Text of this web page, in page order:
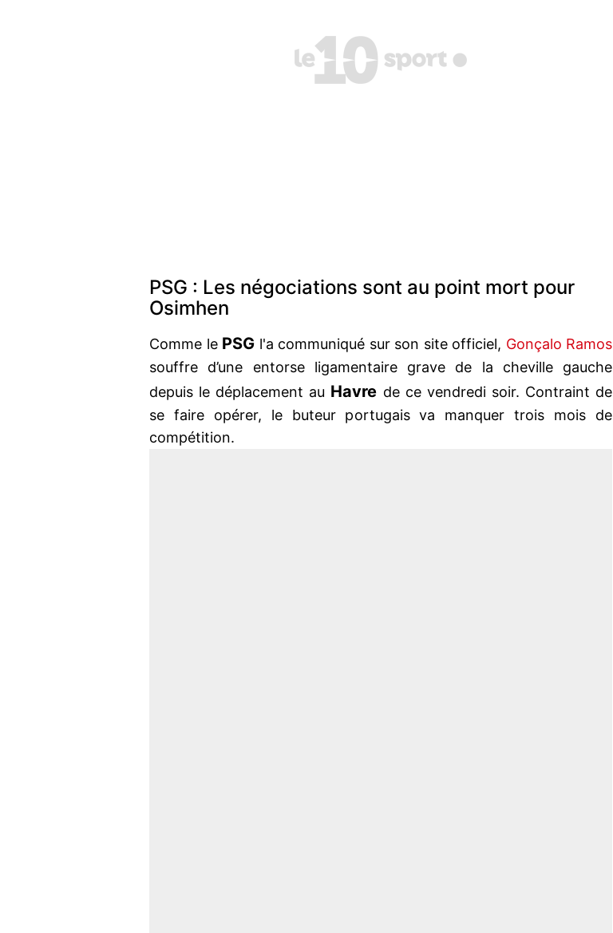
PSG : Les négociations sont au point mort pour
Osimhen
Comme le PSG l'a communiqué sur son site officiel, Gonçalo Ramos
souffre d’une entorse ligamentaire grave de la cheville gauche
depuis le déplacement au Havre de ce vendredi soir. Contraint de
se faire opérer, le buteur portugais va manquer trois mois de
compétition.